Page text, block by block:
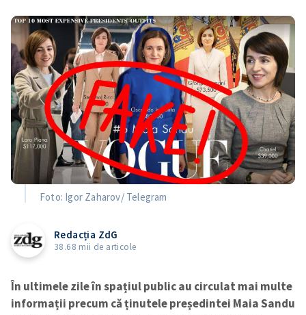
Foto: Igor Zaharov/ Telegram
Redacția ZdG
38.68 mii de articole
În ultimele zile în spațiul public au circulat mai multe
informații precum că ținutele președintei Maia Sandu